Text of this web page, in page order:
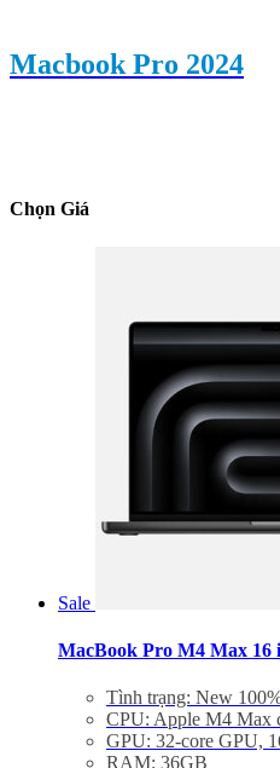
Macbook Pro 2024
Chọn Giá
Sale
Tình trạng: New
CPU: Apple M4 Max
GPU: 32‑core GPU,
RAM: 36GB